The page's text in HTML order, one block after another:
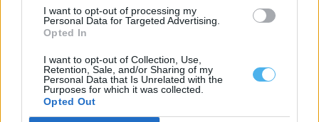
I want to opt-out of processing my
Personal Data for Targeted Advertising.
Opted In
I want to opt-out of Collection, Use,
Retention, Sale, and/or Sharing of my
Personal Data that Is Unrelated with the
Purposes for which it was collected.
Opted Out
O comboio já circula na Linha Évora/Caia, mas ainda em testes
(c/fotos)
Os primeiros ensaios da ligação ferroviária entre Évora e Caia